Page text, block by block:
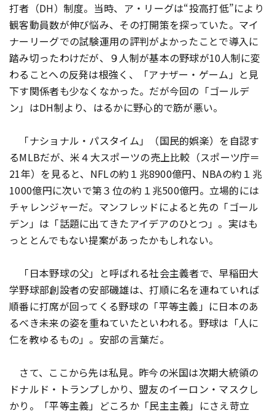
打者（DH）制度。当時、ア・リーグは“投高打低”により
観客動員数が伸び悩み、その打開策を探っていた。マイ
ナーリーグでの試験運用の評判がよかったことで導入に
踏み切ったわけだが、９人制が基本の野球が10人制に変
わることへの反発は根強く、「アナザー・ゲーム」と見
下す関係者も少なくなかった。だが今回の「ゴールデ
ン」はDH制より、はるかに野心的で筋が悪い。
「ナショナル・パスタイム」（国民的娯楽）を自認す
るMLBだが、米４大スポーツの売上比較（スポーツ庁＝
21年）を見ると、NFLの約１兆8900億円、NBAの約１兆
1000億円に次いで第３位の約１兆500億円。立場的には
チャレンジャーだ。マンフレッドによると先の「ゴール
デン」は「話題に出てきたアイデアのひとつ」。実はも
っととんでもない提案があったかもしれない。
「日本野球の父」と呼ばれる社会主義者で、早稲田大
学野球部創設者の安部磯雄は、打順に名を連ねていれば
順番に打席が回ってくる野球の「平等主義」に日本のあ
るべき未来の姿を重ねていたといわれる。野球は「人に
仁を教ゆるもの」。安部の言葉だ。
さて、ここから先は私見。昨今の米国は次期大統領の
ドナルド・トランプしかり、盟友のイーロン・マスクし
かり。「平等主義」どころか「民主主義」にさえ苛立